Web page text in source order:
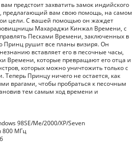
предстоит захватить замок индийского
предлагающий вам свою помощь, на самом
цели. С вашей помощью он жаждет
Махараджи Кинжал Времени, с
Песками Времени, заключенных в
Принц рушит все планы визиря. Он
вставляет его в песочные часы,
Времени, которые превращают его отца и
которых можно уничтожить только с
Принцу ничего не остается, как
врагами, чтобы пробраться к песочным
тем самым ход времени и
98SE/Me/2000/XP/Seven
800 МГц